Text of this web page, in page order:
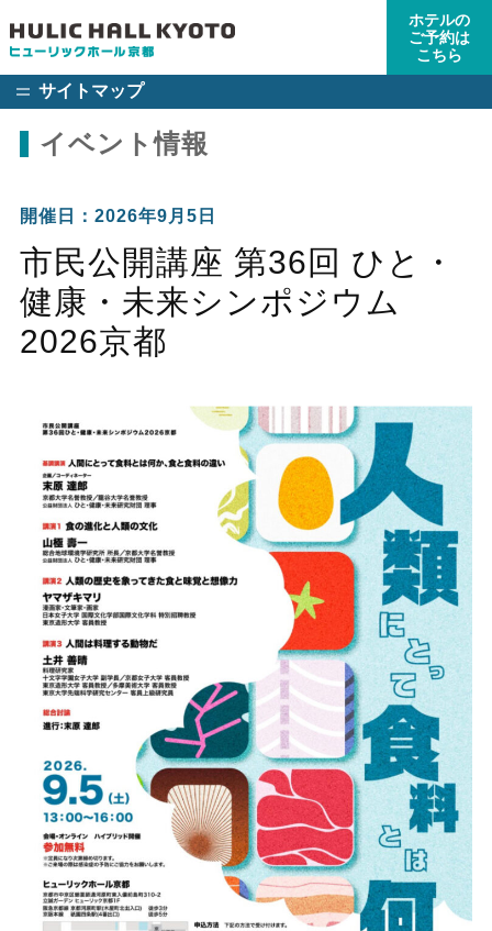
ホテルの
ご予約は
こちら
サイトマップ
イベント情報
開催日：2026年9月5日
市民公開講座 第36回 ひと・
健康・未来シンポジウム
2026京都